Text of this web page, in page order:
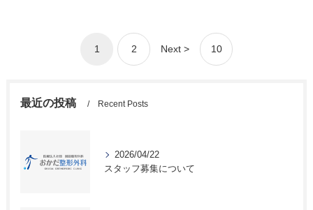
1 2 Next > 10
最近の投稿 Recent Posts
2026/04/22
スタッフ募集について